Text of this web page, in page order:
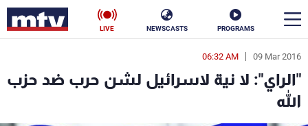
PROGRAMS
NEWSCASTS
LIVE
09 Mar 2016
06:32 AM
"الراي": لا نية لاسرائيل لشن حرب ضد حزب
الله
en
الأخبار